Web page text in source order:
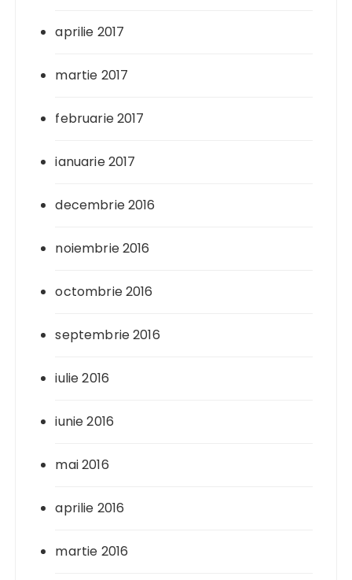
aprilie 2017
martie 2017
februarie 2017
ianuarie 2017
decembrie 2016
noiembrie 2016
octombrie 2016
septembrie 2016
iulie 2016
iunie 2016
mai 2016
aprilie 2016
martie 2016